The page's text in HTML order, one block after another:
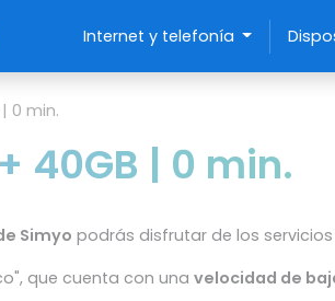
Internet y telefonía
0 min.
40GB | 0 min.
Simyo podrás disfrutar de los
que cuenta con una velocidad de